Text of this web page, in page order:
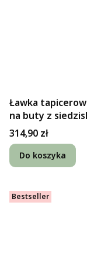
Ławka
na buty z
Cena
314,90 zł
Do koszyka
Bestseller